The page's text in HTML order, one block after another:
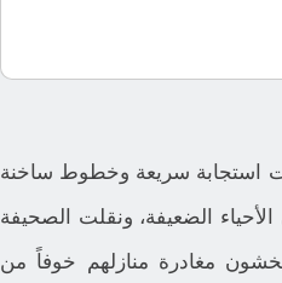
استجابة سريعة وخطوط ساخنة
الأحياء الضعيفة، ونقلت الصحيفة
مغادرة منازلهم خوفاً من